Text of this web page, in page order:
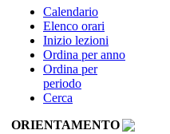
Calendario
Elenco orari
Inizio lezioni
Ordina per anno
Ordina per
periodo
Cerca
ORIENTAMENTO